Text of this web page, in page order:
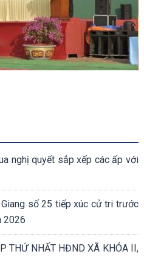
nghị quyết sắp xếp các ấp với
số 25 tiếp xúc cử tri trước
2026
THỨ NHẤT HĐND XÃ KHÓA II,